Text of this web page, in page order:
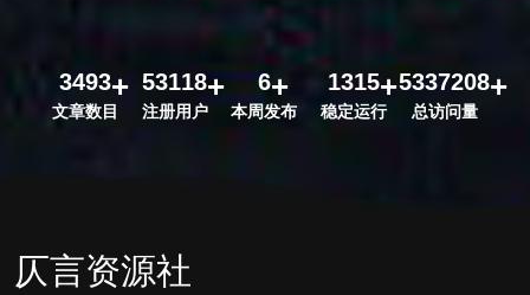
3493
文章数目
53118
注册用户
6
本周发布
1315
稳定运行
5337208
总访问量
仄言资源社